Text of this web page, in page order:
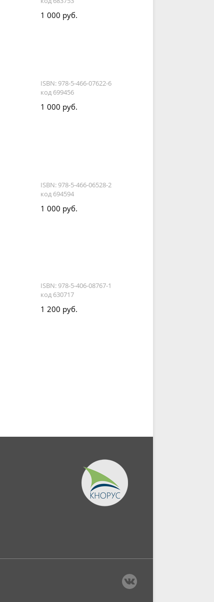
1 000 руб.
ISBN: 978-5-466-07622-6
код 699456
1 000 руб.
ISBN: 978-5-466-06528-2
код 694594
1 000 руб.
ISBN: 978-5-406-08767-1
код 630717
1 200 руб.